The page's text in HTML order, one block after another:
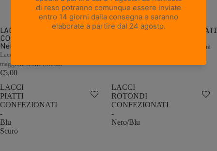
LACCI ROTONDI
CONFEZIONATI -
Nero/Piombo/Cromo
Lacci rotondi di qualità per una
maggiore scorrevolezza
€5,00
LACCI PIATTI CONFEZIONATI
Lacci piatti di ricambio di alta qualità
LACCI
PIATTI
CONFEZIONATI
-
Blu
Scuro
LACCI
ROTONDI
CONFEZIONATI
-
Nero/Blu